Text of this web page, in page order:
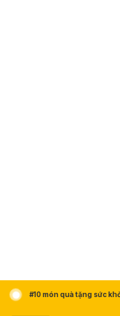
#10 món quà tặng sức